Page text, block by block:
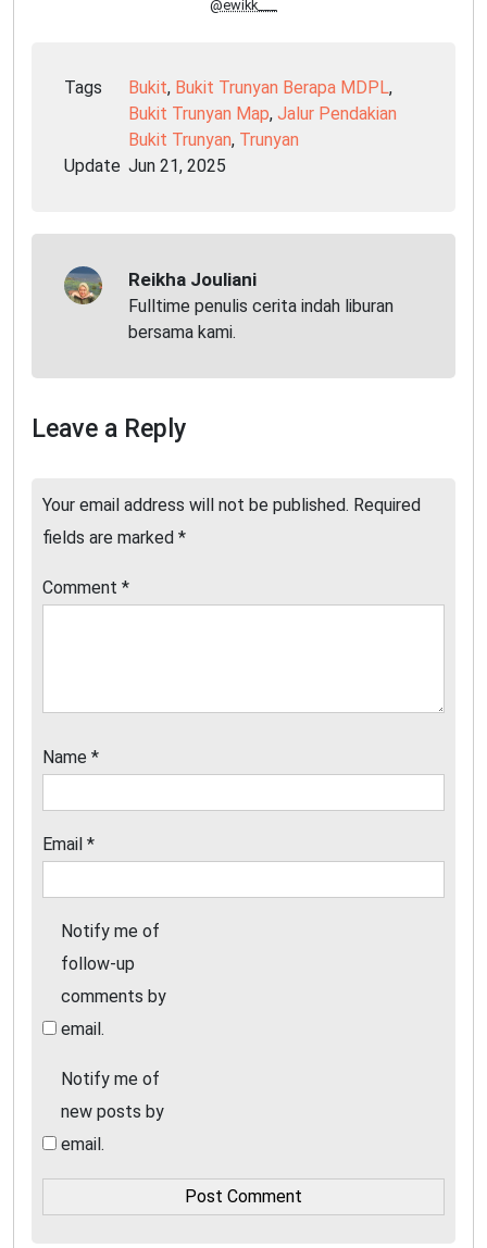
@ewikk___
Tags Bukit, Bukit Trunyan Berapa MDPL,
Bukit Trunyan Map, Jalur Pendakian
Bukit Trunyan, Trunyan
Update Jun 21, 2025
Reikha Jouliani
Fulltime penulis cerita indah liburan
bersama kami.
Leave a Reply
Your email address will not be published. Required
fields are marked *
Comment *
Name *
Email *
Notify me of
follow-up
comments by
email.
Notify me of
new posts by
email.